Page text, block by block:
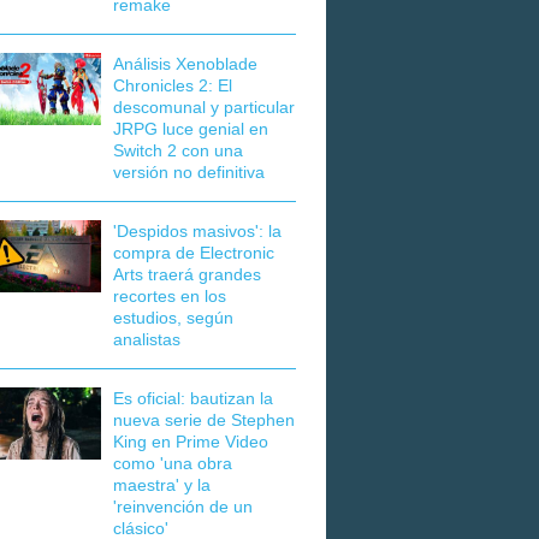
remake
Análisis Xenoblade
Chronicles 2: El
descomunal y particular
JRPG luce genial en
Switch 2 con una
versión no definitiva
'Despidos masivos': la
compra de Electronic
Arts traerá grandes
recortes en los
estudios, según
analistas
Es oficial: bautizan la
nueva serie de Stephen
King en Prime Video
como 'una obra
maestra' y la
'reinvención de un
clásico'